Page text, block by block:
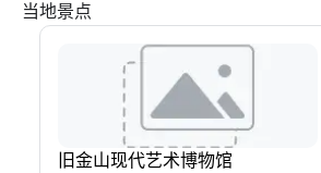
当地景点
旧金山现代艺术博物馆